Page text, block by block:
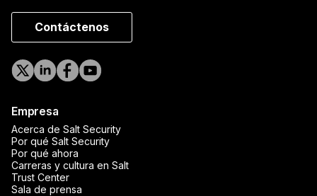
Contáctenos
Empresa
Acerca de Salt Security
Por qué Salt Security
Por qué ahora
Carreras y cultura en Salt
Trust Center
Sala de prensa